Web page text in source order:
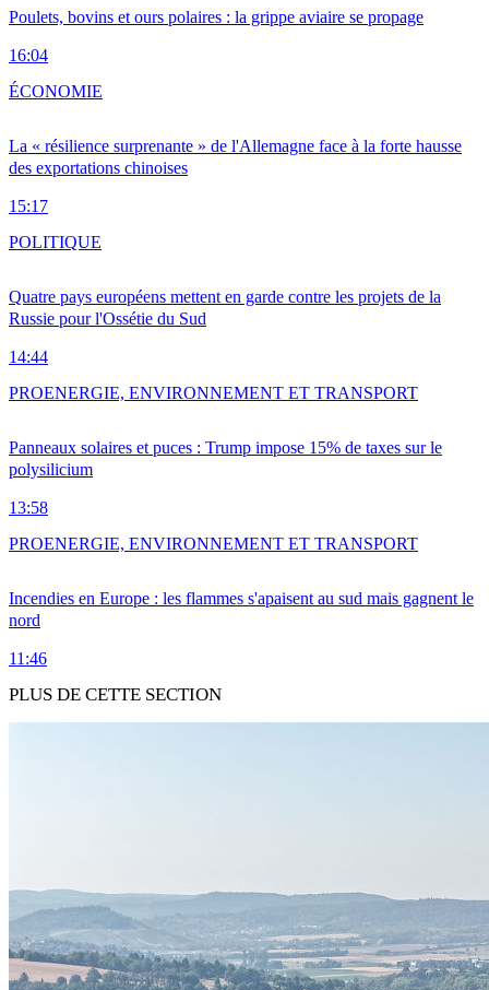
Poulets, bovins et ours polaires : la grippe aviaire se propage
16:04
La « résilience surprenante » de l'Allemagne face à la forte hausse
des exportations chinoises
15:17
ÉCONOMIE
Quatre pays européens mettent en garde contre les projets de la
Russie pour l'Ossétie du Sud
14:44
POLITIQUE
Panneaux solaires et puces : Trump impose 15% de taxes sur le
polysilicium
13:58
PROENERGIE, ENVIRONNEMENT ET TRANSPORT
Incendies en Europe : les flammes s'apaisent au sud mais gagnent le
nord
11:46
PROENERGIE, ENVIRONNEMENT ET TRANSPORT
PLUS DE CETTE SECTION